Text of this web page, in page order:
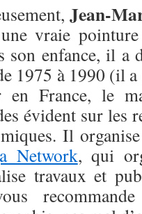
Jean-
vraie
son enfance, il a
1975 à 1990 (il
en France, le
évident sur les
Il
Network, qui
travaux et